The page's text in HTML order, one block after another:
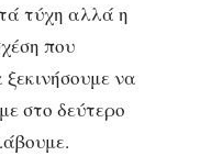
τύχη αλλά η
που
να
στο δεύτερο